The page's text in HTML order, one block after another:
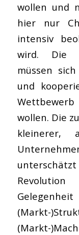
wollen und
hier nur
intensiv
wird. Die
müssen
und
wollen. Die
kleinerer,
(Markt-